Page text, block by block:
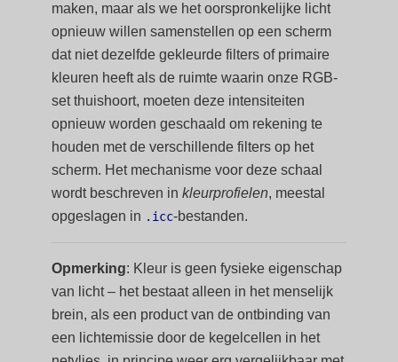
maken, maar als we het oorspronkelijke licht
opnieuw willen samenstellen op een scherm
dat niet dezelfde gekleurde filters of primaire
kleuren heeft als de ruimte waarin onze RGB-
set thuishoort, moeten deze intensiteiten
opnieuw worden geschaald om rekening te
houden met de verschillende filters op het
scherm. Het mechanisme voor deze schaal
wordt beschreven inkleurprofielen, meestal
opgeslagen in .icc-bestanden.
Opmerking: Kleur is geen fysieke eigenschap
van licht – het bestaat alleen in het menselijk
brein, als een product van de ontbinding van
een lichtemissie door de kegelcellen in het